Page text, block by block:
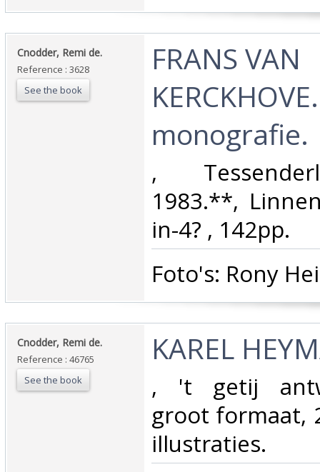
‎Cnodder, Remi de.‎
Reference : 3628
See the book
‎FRANS VAN
KERCKHOVE.
monografie.‎
‎,
1983.**,
in-4? , 142pp.‎
‎Foto's: Rony
‎Cnodder, Remi de.‎
Reference : 46765
See the book
‎KAREL
‎, 't getij
groot formaat,
illustraties.‎